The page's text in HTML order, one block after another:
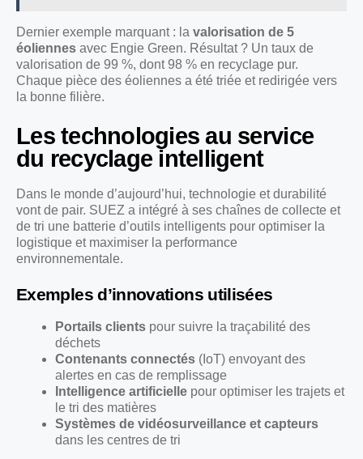
Dernier exemple marquant : la valorisation de 5
éoliennes avec Engie Green. Résultat ? Un taux de
valorisation de 99 %, dont 98 % en recyclage pur.
Chaque pièce des éoliennes a été triée et redirigée vers
la bonne filière.
Les technologies au service
du recyclage intelligent
Dans le monde d’aujourd’hui, technologie et durabilité
vont de pair. SUEZ a intégré à ses chaînes de collecte et
de tri une batterie d’outils intelligents pour optimiser la
logistique et maximiser la performance
environnementale.
Exemples d’innovations utilisées
Portails clients pour suivre la traçabilité des
déchets
Contenants connectés (IoT) envoyant des
alertes en cas de remplissage
Intelligence artificielle pour optimiser les trajets et
le tri des matières
Systèmes de vidéosurveillance et capteurs
dans les centres de tri